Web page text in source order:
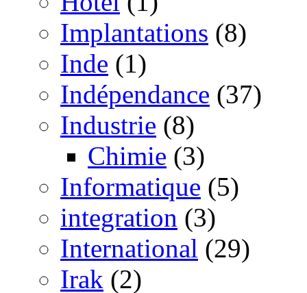
Implantations (8)
Inde (1)
Indépendance (37)
Industrie (8)
Chimie (3)
Informatique (5)
integration (3)
International (29)
Irak (2)